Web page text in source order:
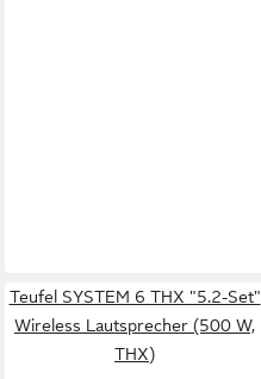
Teufel SYSTEM 6 THX "5.2-Set"
Wireless Lautsprecher (500 W,
THX)